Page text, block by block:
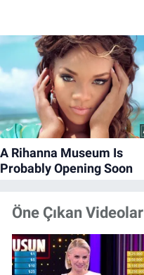
Öne Çıkan Videolar